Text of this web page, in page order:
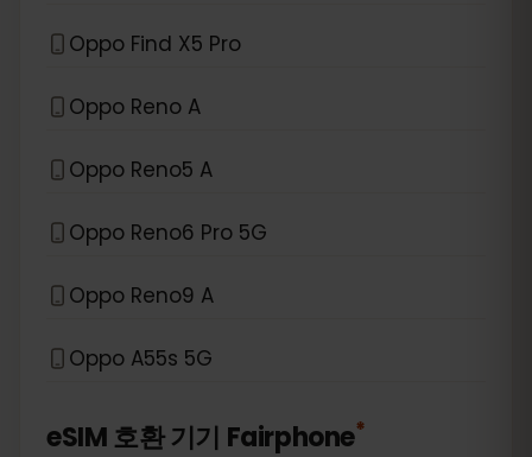
Oppo Find X5 Pro
Oppo Reno A
Oppo Reno5 A
Oppo Reno6 Pro 5G
Oppo Reno9 A
Oppo A55s 5G
eSIM 호환 기기 Fairphone*